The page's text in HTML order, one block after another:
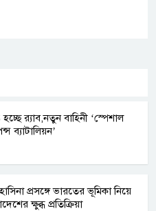
হচ্ছে র‍্যাব,নতুন বাহিনী ‘স্পেশাল
ব্যাটালিয়ন’
প্রসঙ্গে ভারতের ভূমিকা নিয়ে
ক্ষুব্ধ প্রতিক্রিয়া